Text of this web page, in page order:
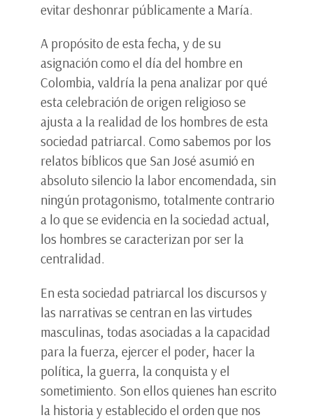
evitar deshonrar públicamente a María.
A propósito de esta fecha, y de su
asignación como el día del hombre en
Colombia, valdría la pena analizar por qué
esta celebración de origen religioso se
ajusta a la realidad de los hombres de esta
sociedad patriarcal. Como sabemos por los
relatos bíblicos que San José asumió en
absoluto silencio la labor encomendada, sin
ningún protagonismo, totalmente contrario
a lo que se evidencia en la sociedad actual,
los hombres se caracterizan por ser la
centralidad.
En esta sociedad patriarcal los discursos y
las narrativas se centran en las virtudes
masculinas, todas asociadas a la capacidad
para la fuerza, ejercer el poder, hacer la
política, la guerra, la conquista y el
sometimiento. Son ellos quienes han escrito
la historia y establecido el orden que nos